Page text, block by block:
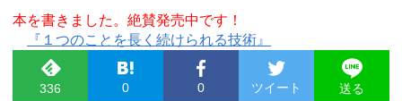
本を書きました。絶賛発売中です！
『１つのことを長く続けられる技術』
336 0 0 ツイート 送る